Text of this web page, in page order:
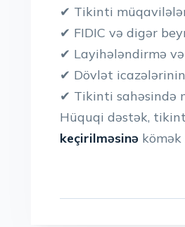
✔ Tikinti
✔ FIDIC və digər
✔ Layihələndirmə
✔ Dövlət
✔ Tikinti sahəsində
Hüquqi dəstək,
keçirilməsinə kömək